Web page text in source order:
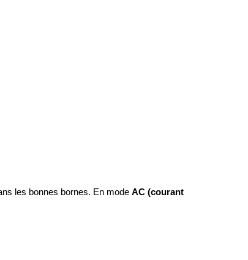
les bonnes bornes. En mode AC (courant